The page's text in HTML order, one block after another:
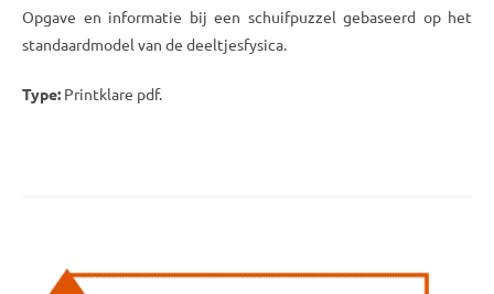
Opgave en informatie bij een schuifpuzzel gebaseerd op het
standaardmodel van de deeltjesfysica.
Type: Printklare pdf.